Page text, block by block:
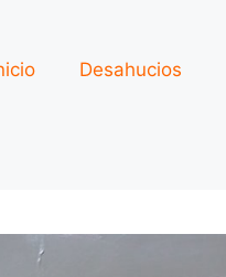
Desahucios